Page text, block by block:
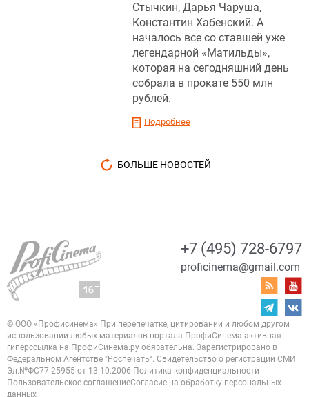
Стычкин, Дарья Чаруша,
Константин Хабенский. А
началось все со ставшей уже
легендарной «Матильды»,
которая на сегодняшний день
собрала в прокате 550 млн
рублей.
Подробнее
БОЛЬШЕ НОВОСТЕЙ
+7 (495) 728-6797
proficinema@gmail.com
© ООО «Профисинема» При перепечатке, цитировании и любом другом
использовании любых материалов портала ПрофиСинема активная
гиперссылка на ПрофиСинема.ру обязательна. Зарегистрировано в
Федеральном Агентстве "Роспечать". Свидетельство о регистрации СМИ
Эл.№ФС77-25955 от 13.10.2006 Политика конфиденциальности
Пользовательское соглашениеСогласие на обработку персональных
данных